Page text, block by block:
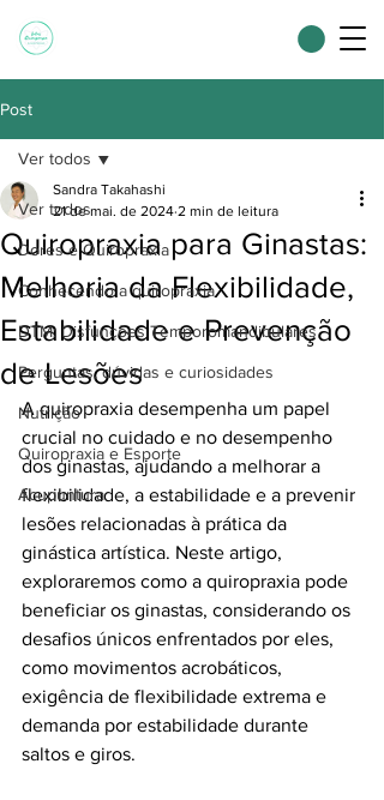
Post
Ver todos
Dores e Quiropraxia
Conhecendo a quiropraxia
DTM: Disfunções Temporomandibulares
Perguntas, dúvidas e curiosidades
Nutrição
Quiropraxia e Esporte
Acupuntura
Ver todos
Quiropraxia para Ginastas:
Melhoria da Flexibilidade,
Estabilidade e Prevenção
de Lesões
Sandra Takahashi
21 de mai. de 2024 2 min de leitura
A quiropraxia desempenha um papel
crucial no cuidado e no desempenho
dos ginastas, ajudando a melhorar a
flexibilidade, a estabilidade e a prevenir
lesões relacionadas à prática da
ginástica artística. Neste artigo,
exploraremos como a quiropraxia pode
beneficiar os ginastas, considerando os
desafios únicos enfrentados por eles,
como movimentos acrobáticos,
exigência de flexibilidade extrema e
demanda por estabilidade durante
saltos e giros.